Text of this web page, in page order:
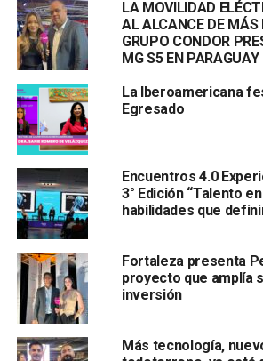
LA MOVILIDAD
AL ALCANCE DE MÁS
GRUPO CONDOR
MG S5 EN PARAGUAY
La Iberoamericana
Egresado
Encuentros 4.0
3° Edición “Talento
habilidades que
Fortaleza presenta
proyecto que amplía
inversión
Más tecnología,